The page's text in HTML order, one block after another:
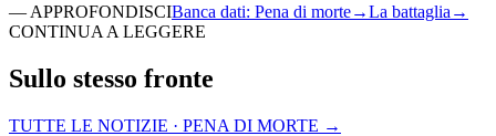
— APPROFONDISCIBanca dati: Pena di morte→La battaglia →
CONTINUA A LEGGERE
Sullo stesso fronte
TUTTE LE NOTIZIE · PENA DI MORTE →